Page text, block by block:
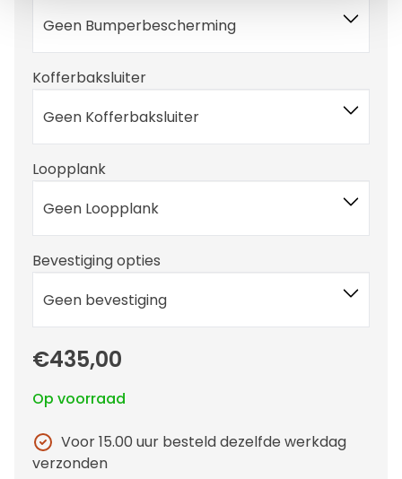
Geen Bumperbescherming
Kofferbaksluiter
Geen Kofferbaksluiter
Loopplank
Geen Loopplank
Bevestiging opties
Geen bevestiging
€435,00
Op voorraad
Voor 15.00 uur besteld dezelfde werkdag
verzonden